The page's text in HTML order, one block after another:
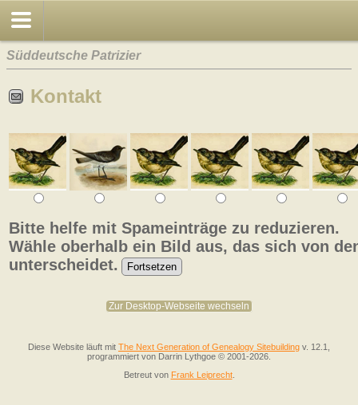
Süddeutsche Patrizier
Kontakt
Bitte helfe mit Spameinträge zu reduzieren.
Wähle oberhalb ein Bild aus, das sich von
unterscheidet.
Zur Desktop-Webseite wechseln
Diese Website läuft mit The Next Generation of Genealogy Sitebuilding v. 12.1,
programmiert von Darrin Lythgoe © 2001-2026.
Betreut von Frank Leiprecht.